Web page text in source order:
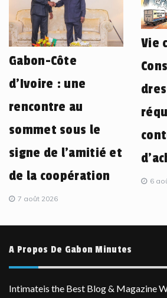
Gabon-Côte
d’Ivoire : une
rencontre au
sommet sous le
signe de l’amitié et
de la coopération
7 août 2026
Vie
6
A Propos De Gabon Minutes
Intimateis the Best Blog & Magazine